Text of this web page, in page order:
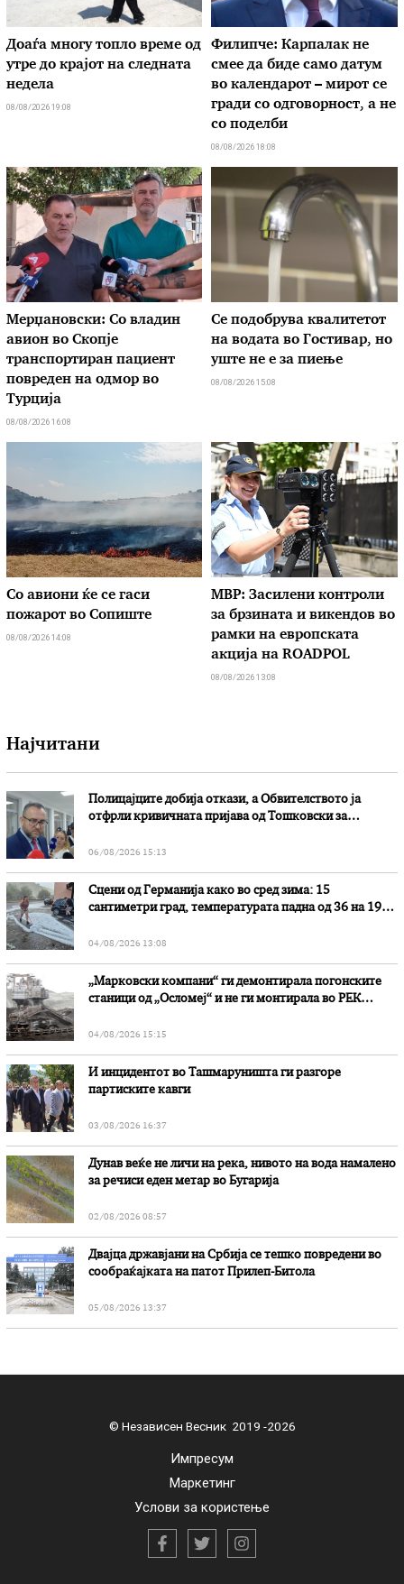
Доаѓа многу топло време од
утре до крајот на следната
недела
08/08/2026 19:08
Филипче: Карпалак не
смее да биде само датум
во календарот – мирот се
гради со одговорност, а не
со поделби
08/08/2026 18:08
Мерџановски: Со владин
авион во Скопје
транспортиран пациент
повреден на одмор во
Турција
08/08/2026 16:08
Се подобрува квалитетот
на водата во Гостивар, но
уште не е за пиење
08/08/2026 15:08
Со авиони ќе се гаси
пожарот во Сопиште
08/08/2026 14:08
МВР: Засилени контроли
за брзината и викендов во
рамки на европската
акција на ROADPOL
08/08/2026 13:08
Најчитани
Полицајците добија откази, а Обвителството ја
отфрли кривичната пријава од Тошковски за
06/08/2026 15:13
Сцени од Германија како во сред зима: 15
сантиметри град, температурата падна од 36 на 19
04/08/2026 13:08
„Марковски компани“ ги демонтирала погонските
станици од „Осломеј“ и не ги монтирала во РЕК
04/08/2026 15:15
И инцидентот во Ташмаруништa ги разгоре
партиските кавги
03/08/2026 16:37
Дунав веќе не личи на река, нивото на вода намалено
за речиси еден метар во Бугарија
02/08/2026 08:57
Двајца државјани на Србија се тешко повредени во
сообраќајката на патот Прилеп-Битола
05/08/2026 13:37
© Независен Весник 2019 -2026
Импресум
Маркетинг
Услови за користење